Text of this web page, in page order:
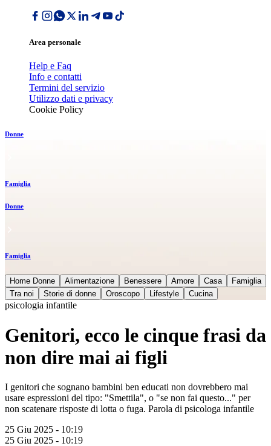
Area personale
Help e Faq
Info e contatti
Termini del servizio
Utilizzo dati e privacy
Cookie Policy
Donne
Famiglia
Donne
Famiglia
Home Donne Alimentazione Benessere Amore Casa
Famiglia
Tra noi
Storie di donne Oroscopo Lifestyle Cucina
psicologia infantile
Genitori, ecco le cinque frasi da
non dire mai ai figli
I genitori che sognano bambini ben educati non dovrebbero mai
usare espressioni del tipo: "Smettila", o "se non fai questo..." per
non scatenare risposte di lotta o fuga. Parola di psicologa infantile
25 Giu 2025 - 10:19
25 Giu 2025 - 10:19